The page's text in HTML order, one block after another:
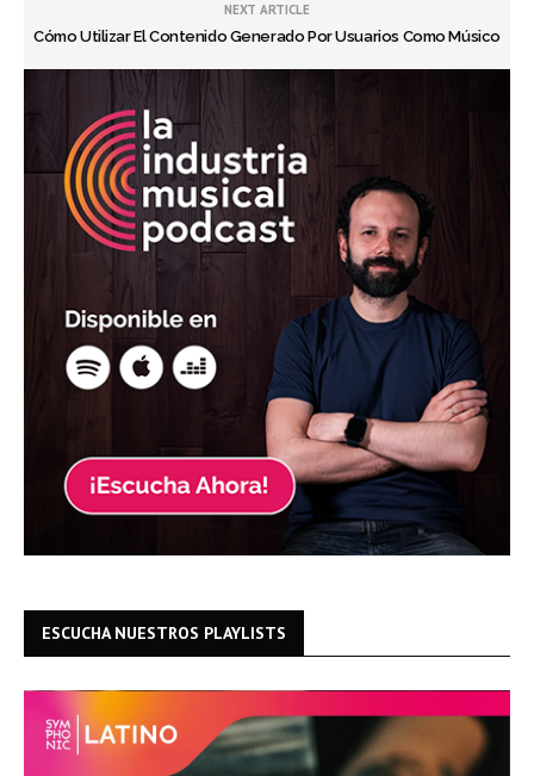
NEXT ARTICLE
Cómo Utilizar El Contenido Generado Por Usuarios Como Músico
ESCUCHA NUESTROS PLAYLISTS